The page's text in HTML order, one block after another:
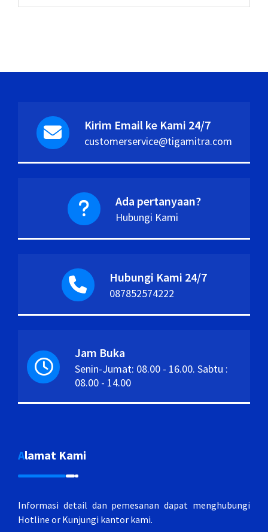
Kirim Email ke Kami 24/7
customerservice@tigamitra.com
Ada pertanyaan?
Hubungi Kami
Hubungi Kami 24/7
087852574222
Jam Buka
Senin-Jumat: 08.00 - 16.00. Sabtu :
08.00 - 14.00
Alamat Kami
Informasi detail dan pemesanan dapat menghubungi
Hotline or Kunjungi kantor kami.